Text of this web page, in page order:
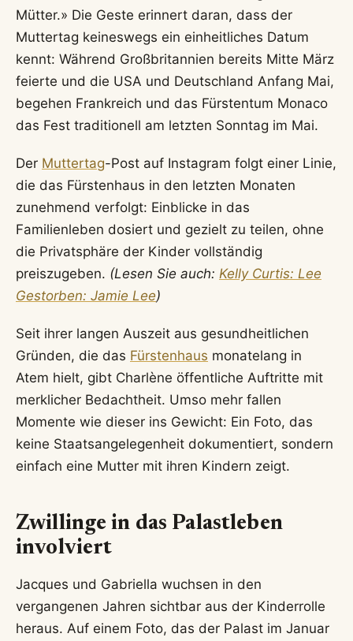
Mütter.» Die Geste erinnert daran, dass der
Muttertag keineswegs ein einheitliches Datum
kennt: Während Großbritannien bereits Mitte März
feierte und die USA und Deutschland Anfang Mai,
begehen Frankreich und das Fürstentum Monaco
das Fest traditionell am letzten Sonntag im Mai.
Der Muttertag-Post auf Instagram folgt einer Linie,
die das Fürstenhaus in den letzten Monaten
zunehmend verfolgt: Einblicke in das
Familienleben dosiert und gezielt zu teilen, ohne
die Privatsphäre der Kinder vollständig
preiszugeben. (Lesen Sie auch: Kelly Curtis: Lee
Gestorben: Jamie Lee)
Seit ihrer langen Auszeit aus gesundheitlichen
Gründen, die das Fürstenhaus monatelang in
Atem hielt, gibt Charlène öffentliche Auftritte mit
merklicher Bedachtheit. Umso mehr fallen
Momente wie dieser ins Gewicht: Ein Foto, das
keine Staatsangelegenheit dokumentiert, sondern
einfach eine Mutter mit ihren Kindern zeigt.
Zwillinge in das Palastleben
involviert
Jacques und Gabriella wuchsen in den
vergangenen Jahren sichtbar aus der Kinderrolle
heraus. Auf einem Foto, das der Palast im Januar